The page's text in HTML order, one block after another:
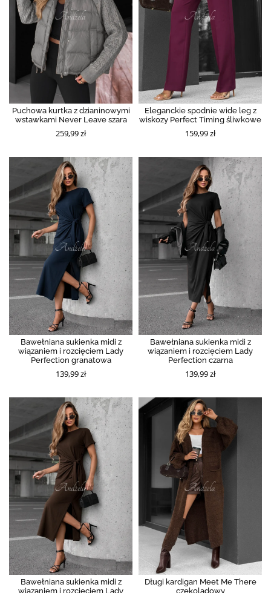
Puchowa kurtka z dzianinowymi
wstawkami Never Leave szara
259,99 zł
Eleganckie spodnie wide leg z
wiskozy Perfect Timing śliwkowe
159,99 zł
Bawełniana sukienka midi z
wiązaniem i rozcięciem Lady
Perfection granatowa
139,99 zł
Bawełniana sukienka midi z
wiązaniem i rozcięciem Lady
Perfection czarna
139,99 zł
Bawełniana sukienka midi z
wiązaniem i rozcięciem Lady
Długi kardigan Meet Me There
czekoladowy